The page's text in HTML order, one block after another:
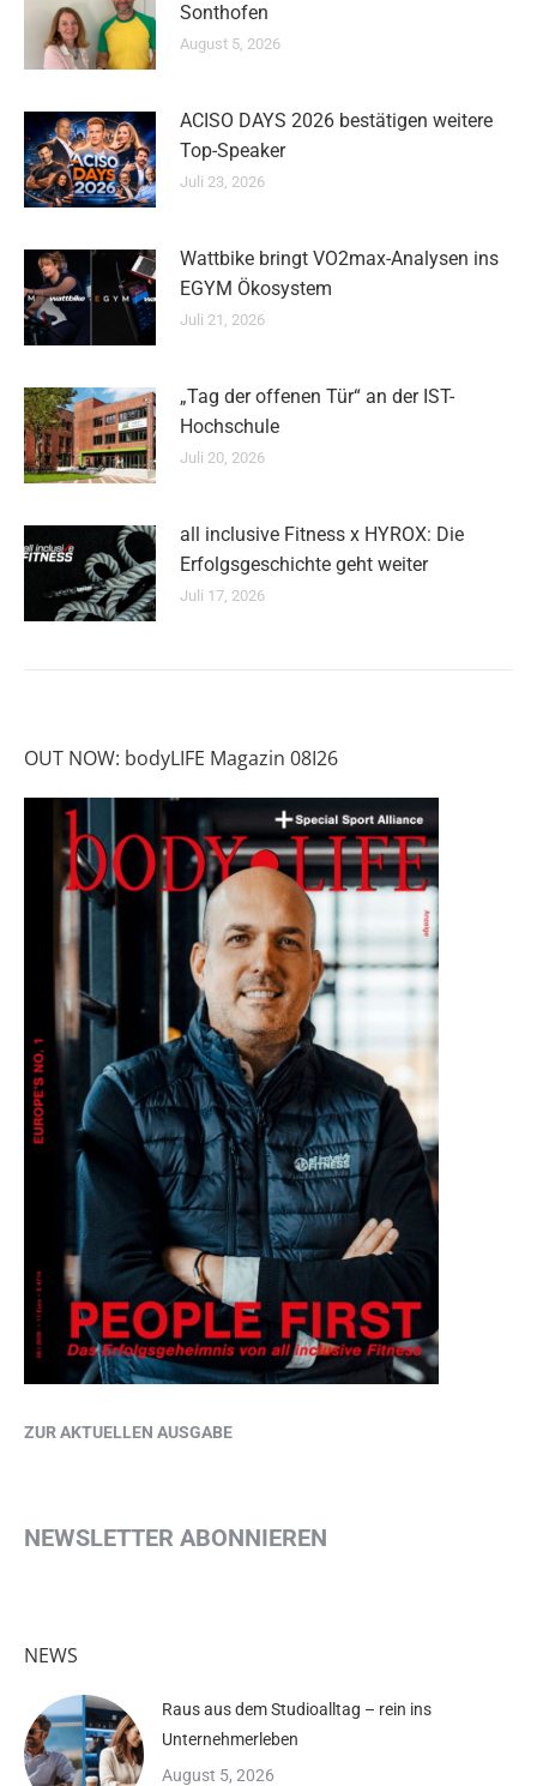
Sonthofen
August 5, 2026
ACISO DAYS 2026 bestätigen weitere
Top-Speaker
Juli 23, 2026
Wattbike bringt VO2max-Analysen ins
EGYM Ökosystem
Juli 21, 2026
„Tag der offenen Tür“ an der IST-
Hochschule
Juli 20, 2026
all inclusive Fitness x HYROX: Die
Erfolgsgeschichte geht weiter
Juli 17, 2026
OUT NOW: bodyLIFE Magazin 08I26
ZUR AKTUELLEN AUSGABE
NEWSLETTER ABONNIEREN
NEWS
Raus aus dem Studioalltag – rein ins
Unternehmerleben
August 5, 2026